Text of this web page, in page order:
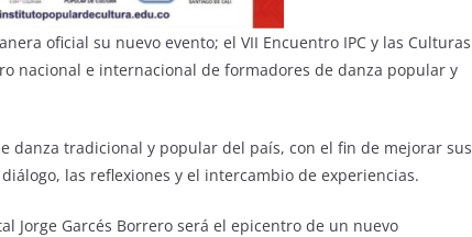
oficial su nuevo evento; el VII Encuentro IPC y las Culturas
nacional e internacional de formadores de danza popular y
danza tradicional y popular del país, con el fin de mejorar sus
las reflexiones y el intercambio de experiencias.
Jorge Garcés Borrero será el epicentro de un nuevo